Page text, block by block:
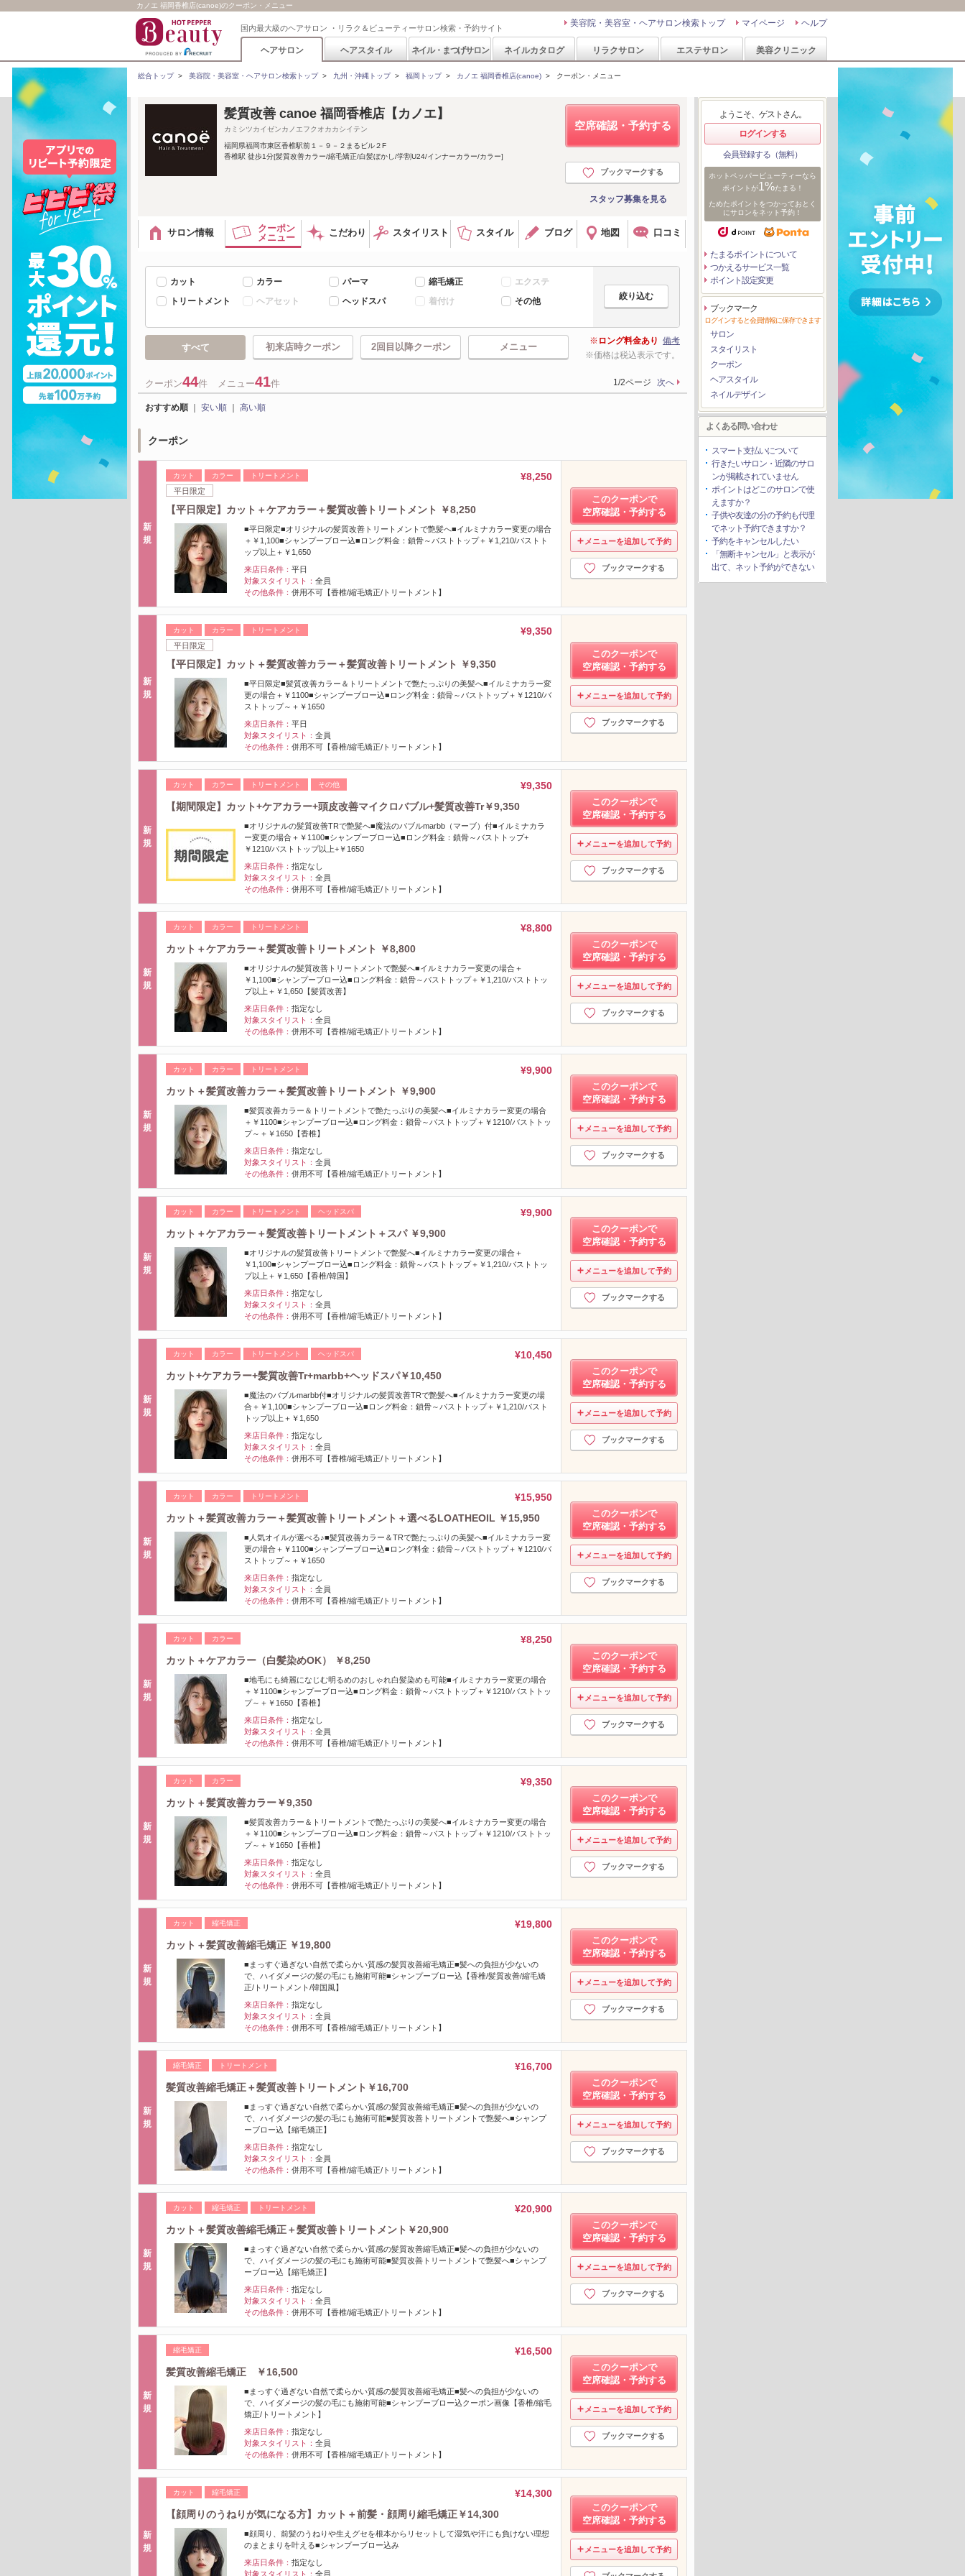
カノエ 福岡香椎店(canoe)のクーポン・メニュー
国内最大級のヘアサロン ・リラク＆ビューティーサロン検索・予約サイト ヘルプ
マイページ
美容院・美容室・ヘアサロン検索トップ
ヘアサロン ヘアスタイル ネイル・まつげサロン ネイルカタログ リラクサロン エステサロン 美容クリニック
総合トップ> 美容院・美容室・ヘアサロン検索トップ> 九州・沖縄トップ> 福岡トップ> カノエ 福岡香椎店(canoe) > クーポン・メニュー
空席確認・予約する
ブックマークする
スタッフ募集を見る
髪質改善 canoe 福岡香椎店【カノエ】
カミシツカイゼンカノエフクオカカシイテン
福岡県福岡市東区香椎駅前１－９－２まるビル２F
香椎駅 徒歩1分[髪質改善カラー/縮毛矯正/白髪ぼかし/学割U24/インナーカラー/カラー]
サロン情報
クーポン
メニュー
こだわり スタイリスト スタイル ブログ 地図 口コミ
カット カラー パーマ 縮毛矯正
エクステ
トリートメント
ヘアセット ヘッドスパ 着付け その他
すべて 初来店時クーポン 2回目以降クーポン メニュー
ロング料金あり 備考
価格は税込表示です。
クーポン44件 メニュー41件 1/2ページ 次へ
おすすめ順 ｜ 安い順 ｜ 高い順
クーポン
新
規
カット カラー トリートメント
平日限定
¥8,250
【平日限定】カット＋ケアカラー＋髪質改善トリートメント ￥8,250
■平日限定■オリジナルの髪質改善トリートメントで艶髪へ■イルミナカラー変更の場合
＋￥1,100■シャンプーブロー込■ロング料金：鎖骨～バストトップ＋￥1,210/バストト
ップ以上＋￥1,650
来店日条件： 平日
対象スタイリスト： 全員
その他条件： 併用不可【香椎/縮毛矯正/トリートメント】
このクーポンで
空席確認・予約する
メニューを追加して予約
ブックマークする
新
規
カット カラー トリートメント
平日限定
¥9,350
【平日限定】カット＋髪質改善カラー＋髪質改善トリートメント ￥9,350
■平日限定■髪質改善カラー＆トリートメントで艶たっぷりの美髪へ■イルミナカラー変
更の場合＋￥1100■シャンプーブロー込■ロング料金：鎖骨～バストトップ＋￥1210/バ
ストトップ～＋￥1650
来店日条件： 平日
対象スタイリスト： 全員
その他条件： 併用不可【香椎/縮毛矯正/トリートメント】
このクーポンで
空席確認・予約する
メニューを追加して予約
ブックマークする
新
規
カット カラー トリートメント その他
¥9,350
【期間限定】カット+ケアカラー+頭皮改善マイクロバブル+髪質改善Tr￥9,350
■オリジナルの髪質改善TRで艶髪へ■魔法のバブルmarbb（マーブ）付■イルミナカラ
ー変更の場合＋￥1100■シャンプーブロー込■ロング料金：鎖骨～バストトップ+
￥1210/バストトップ以上+￥1650
来店日条件： 指定なし
対象スタイリスト： 全員
その他条件： 併用不可【香椎/縮毛矯正/トリートメント】
このクーポンで
空席確認・予約する
メニューを追加して予約
ブックマークする
新
規
カット カラー トリートメント
¥8,800
カット＋ケアカラー＋髪質改善トリートメント ￥8,800
■オリジナルの髪質改善トリートメントで艶髪へ■イルミナカラー変更の場合＋
￥1,100■シャンプーブロー込■ロング料金：鎖骨～バストトップ＋￥1,210/バストトッ
プ以上＋￥1,650【髪質改善】
来店日条件： 指定なし
対象スタイリスト： 全員
その他条件： 併用不可【香椎/縮毛矯正/トリートメント】
このクーポンで
空席確認・予約する
メニューを追加して予約
ブックマークする
新
規
カット カラー トリートメント
¥9,900
カット＋髪質改善カラー＋髪質改善トリートメント ￥9,900
■髪質改善カラー＆トリートメントで艶たっぷりの美髪へ■イルミナカラー変更の場合
＋￥1100■シャンプーブロー込■ロング料金：鎖骨～バストトップ＋￥1210/バストトッ
プ～＋￥1650【香椎】
来店日条件： 指定なし
対象スタイリスト： 全員
その他条件： 併用不可【香椎/縮毛矯正/トリートメント】
このクーポンで
空席確認・予約する
メニューを追加して予約
ブックマークする
新
規
カット カラー トリートメント ヘッドスパ
¥9,900
カット＋ケアカラー＋髪質改善トリートメント＋スパ ￥9,900
■オリジナルの髪質改善トリートメントで艶髪へ■イルミナカラー変更の場合＋
￥1,100■シャンプーブロー込■ロング料金：鎖骨～バストトップ＋￥1,210/バストトッ
プ以上＋￥1,650【香椎/韓国】
来店日条件： 指定なし
対象スタイリスト： 全員
その他条件： 併用不可【香椎/縮毛矯正/トリートメント】
このクーポンで
空席確認・予約する
メニューを追加して予約
ブックマークする
新
規
カット カラー トリートメント ヘッドスパ
¥10,450
カット+ケアカラー+髪質改善Tr+marbb+ヘッドスパ￥10,450
■魔法のバブルmarbb付■オリジナルの髪質改善TRで艶髪へ■イルミナカラー変更の場
合＋￥1,100■シャンプーブロー込■ロング料金：鎖骨～バストトップ＋￥1,210/バスト
トップ以上＋￥1,650
来店日条件： 指定なし
対象スタイリスト： 全員
その他条件： 併用不可【香椎/縮毛矯正/トリートメント】
このクーポンで
空席確認・予約する
メニューを追加して予約
ブックマークする
新
規
カット カラー トリートメント
¥15,950
カット＋髪質改善カラー＋髪質改善トリートメント＋選べるLOATHEOIL ￥15,950
■人気オイルが選べる♪■髪質改善カラー＆TRで艶たっぷりの美髪へ■イルミナカラー変
更の場合＋￥1100■シャンプーブロー込■ロング料金：鎖骨～バストトップ＋￥1210/バ
ストトップ～＋￥1650
来店日条件： 指定なし
対象スタイリスト： 全員
その他条件： 併用不可【香椎/縮毛矯正/トリートメント】
このクーポンで
空席確認・予約する
メニューを追加して予約
ブックマークする
新
規
カット カラー
¥8,250
カット＋ケアカラー（白髪染めOK） ￥8,250
■地毛にも綺麗になじむ明るめのおしゃれ白髪染めも可能■イルミナカラー変更の場合
＋￥1100■シャンプーブロー込■ロング料金：鎖骨～バストトップ＋￥1210/バストトッ
プ～＋￥1650【香椎】
来店日条件： 指定なし
対象スタイリスト： 全員
その他条件： 併用不可【香椎/縮毛矯正/トリートメント】
このクーポンで
空席確認・予約する
メニューを追加して予約
ブックマークする
新
規
カット カラー
¥9,350
カット＋髪質改善カラー￥9,350
■髪質改善カラー＆トリートメントで艶たっぷりの美髪へ■イルミナカラー変更の場合
＋￥1100■シャンプーブロー込■ロング料金：鎖骨～バストトップ＋￥1210/バストトッ
プ～＋￥1650【香椎】
来店日条件： 指定なし
対象スタイリスト： 全員
その他条件： 併用不可【香椎/縮毛矯正/トリートメント】
このクーポンで
空席確認・予約する
メニューを追加して予約
ブックマークする
新
規
カット 縮毛矯正
¥19,800
カット＋髪質改善縮毛矯正 ￥19,800
■まっすぐ過ぎない自然で柔らかい質感の髪質改善縮毛矯正■髪への負担が少ないの
で、ハイダメージの髪の毛にも施術可能■シャンプーブロー込【香椎/髪質改善/縮毛矯
正/トリートメント/韓国風】
来店日条件： 指定なし
対象スタイリスト： 全員
その他条件： 併用不可【香椎/縮毛矯正/トリートメント】
このクーポンで
空席確認・予約する
メニューを追加して予約
ブックマークする
新
規
縮毛矯正 トリートメント
¥16,700
髪質改善縮毛矯正＋髪質改善トリートメント￥16,700
■まっすぐ過ぎない自然で柔らかい質感の髪質改善縮毛矯正■髪への負担が少ないの
で、ハイダメージの髪の毛にも施術可能■髪質改善トリートメントで艶髪へ■シャンプ
ーブロー込【縮毛矯正】
来店日条件： 指定なし
対象スタイリスト： 全員
その他条件： 併用不可【香椎/縮毛矯正/トリートメント】
このクーポンで
空席確認・予約する
メニューを追加して予約
ブックマークする
新
規
カット 縮毛矯正 トリートメント
¥20,900
カット＋髪質改善縮毛矯正＋髪質改善トリートメント￥20,900
■まっすぐ過ぎない自然で柔らかい質感の髪質改善縮毛矯正■髪への負担が少ないの
で、ハイダメージの髪の毛にも施術可能■髪質改善トリートメントで艶髪へ■シャンプ
ーブロー込【縮毛矯正】
来店日条件： 指定なし
対象スタイリスト： 全員
その他条件： 併用不可【香椎/縮毛矯正/トリートメント】
このクーポンで
空席確認・予約する
メニューを追加して予約
ブックマークする
新
規
縮毛矯正
¥16,500
髪質改善縮毛矯正 ￥16,500
■まっすぐ過ぎない自然で柔らかい質感の髪質改善縮毛矯正■髪への負担が少ないの
で、ハイダメージの髪の毛にも施術可能■シャンプーブロー込クーポン画像【香椎/縮毛
矯正/トリートメント】
来店日条件： 指定なし
対象スタイリスト： 全員
その他条件： 併用不可【香椎/縮毛矯正/トリートメント】
このクーポンで
空席確認・予約する
メニューを追加して予約
ブックマークする
新
規
カット 縮毛矯正
¥14,300
【顔周りのうねりが気になる方】カット＋前髪・顔周り縮毛矯正￥14,300
■顔周り、前髪のうねりや生えグセを根本からリセットして湿気や汗にも負けない理想
のまとまりを叶える■シャンプーブロー込み
来店日条件： 指定なし
対象スタイリスト： 全員
このクーポンで
空席確認・予約する
メニューを追加して予約
ようこそ、ゲストさん。
ログインする
会員登録する（無料）
ホットペッパービューティーなら
ポイントが1%たまる！
ためたポイントをつかっておとく
にサロンをネット予約！
たまるポイントについて
つかえるサービス一覧
ポイント設定変更
ブックマーク
ログインすると会員情報に保存できます
サロン
スタイリスト
クーポン
ヘアスタイル
ネイルデザイン
よくある問い合わせ
スマート支払いについて
行きたいサロン・近隣のサロ
ンが掲載されていません
ポイントはどこのサロンで使
えますか？
子供や友達の分の予約も代理
でネット予約できますか？
予約をキャンセルしたい
「無断キャンセル」と表示が
出て、ネット予約ができない